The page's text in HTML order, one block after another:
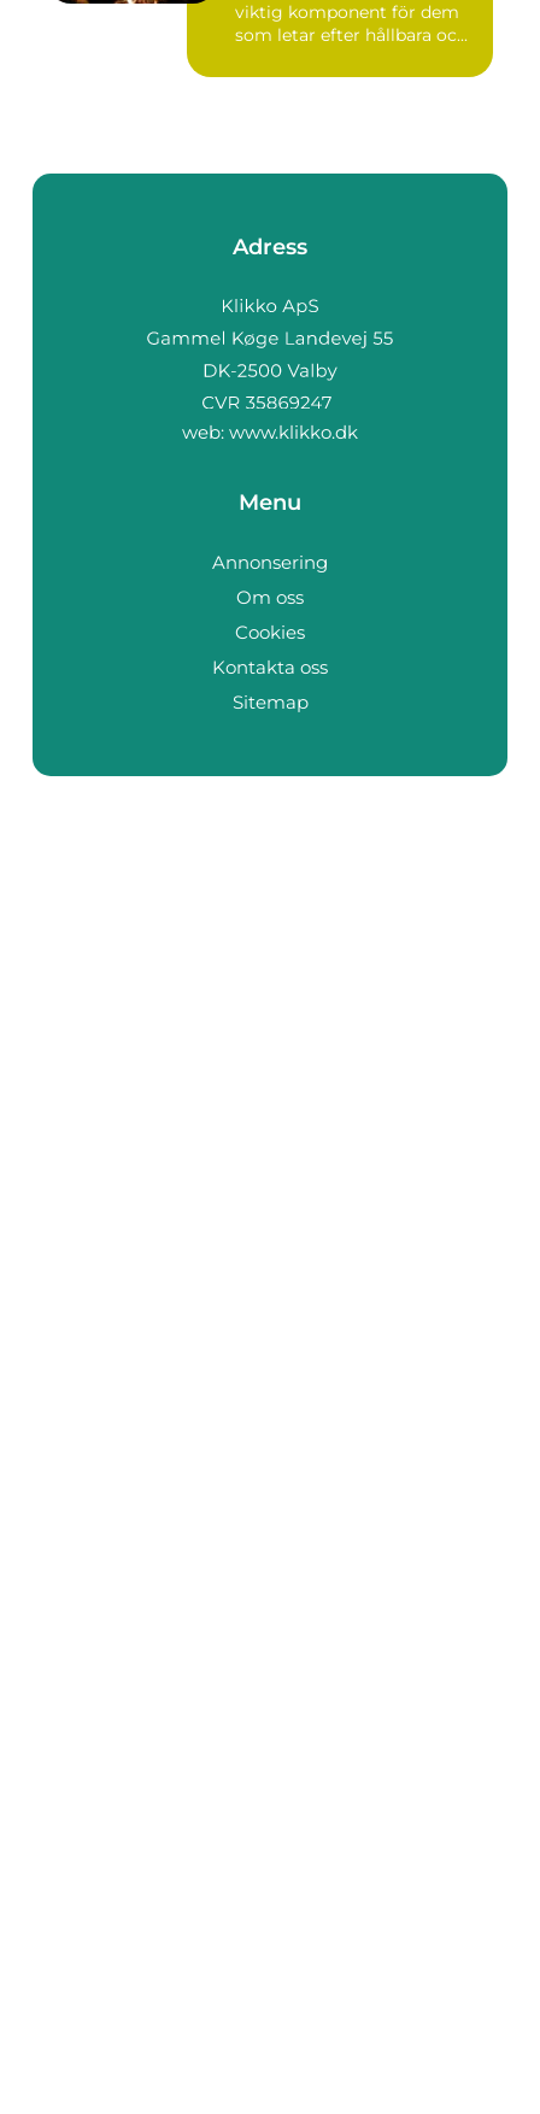
viktig komponent för dem
som letar efter hållbara oc...
Adress
web: www.klikko.dk
Menu
Annonsering
Om oss
Cookies
Kontakta oss
Sitemap